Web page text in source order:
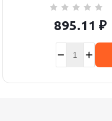
895.11 ₽